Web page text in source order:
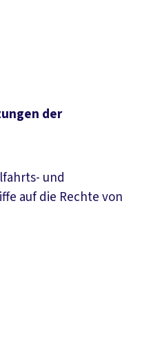
der
und
auf die Rechte von